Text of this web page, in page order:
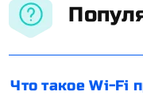
Что такое Wi-Fi